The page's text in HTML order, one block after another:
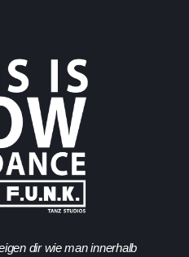
dir wie man innerhalb